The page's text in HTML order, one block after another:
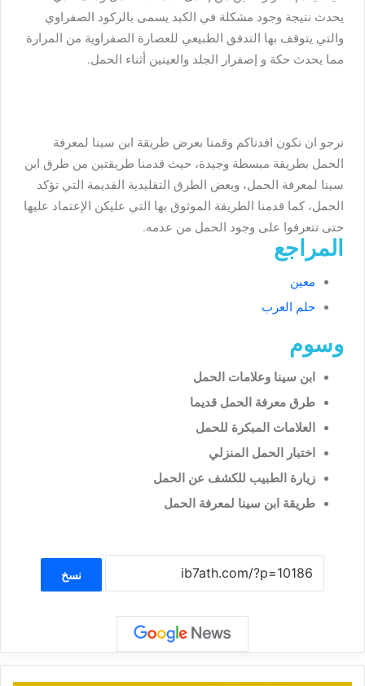
يحدث نتيجة وجود مشكلة في الكبد يسمى بالركود الصفراوي
والتي يتوقف بها التدفق الطبيعي للعصارة الصفراوية من المرارة
مما يحدث حكة و إصفرار الجلد والعينين أثناء الحمل.
نرجو ان نكون افدناكم وقمنا بعرض طريقة ابن سينا لمعرفة
الحمل بطريقة مبسطة وجيدة، حيث قدمنا طريقتين من طرق ابن
سينا لمعرفة الحمل، وبعض الطرق التقليدية القديمة التي تؤكد
الحمل، كما قدمنا الطريقة الموثوق بها التي عليكن الإعتماد عليها
حتى تتعرفوا على وجود الحمل من عدمه.
المراجع
معين
حلم العرب
وسوم
ابن سينا وعلامات الحمل
طرق معرفة الحمل قديما
العلامات المبكرة للحمل
اختبار الحمل المنزلي
زيارة الطبيب للكشف عن الحمل
طريقة ابن سينا لمعرفة الحمل
نسخ